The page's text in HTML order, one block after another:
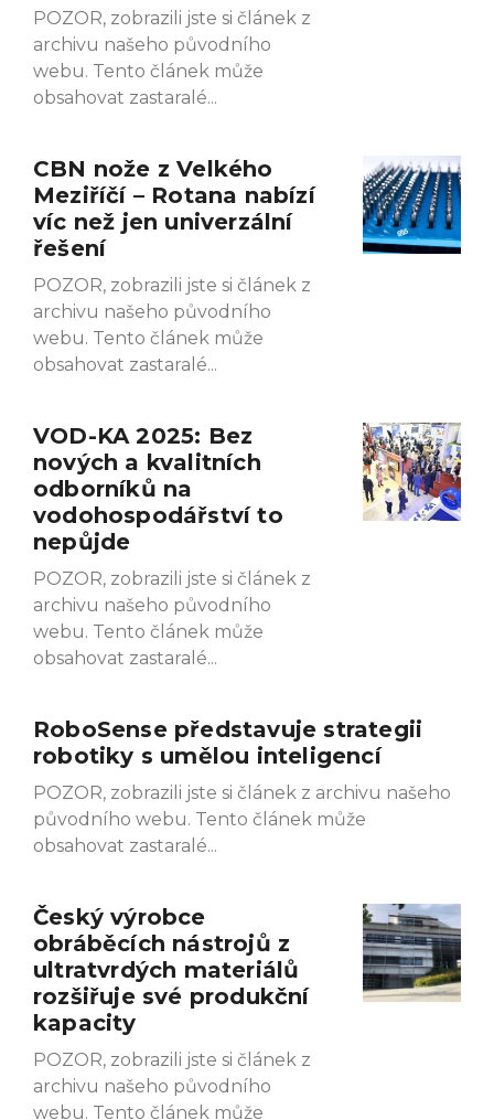
POZOR, zobrazili jste si článek z
archivu našeho původního
webu. Tento článek může
obsahovat zastaralé
CBN nože z Velkého
Meziříčí – Rotana nabízí
víc než jen univerzální
řešení
POZOR, zobrazili jste si článek z
archivu našeho původního
webu. Tento článek může
obsahovat zastaralé
VOD-KA 2025: Bez
nových a kvalitních
odborníků na
vodohospodářství to
nepůjde
POZOR, zobrazili jste si článek z
archivu našeho původního
webu. Tento článek může
obsahovat zastaralé
RoboSense představuje strategii
robotiky s umělou inteligencí
POZOR, zobrazili jste si článek z archivu našeho
původního webu. Tento článek může
obsahovat zastaralé
Český výrobce
obráběcích nástrojů z
ultratvrdých materiálů
rozšiřuje své produkční
kapacity
POZOR, zobrazili jste si článek z
archivu našeho původního
webu. Tento článek může